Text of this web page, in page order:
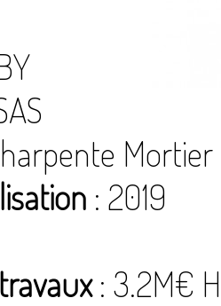
Mortier
: 2019
: 3.2M€